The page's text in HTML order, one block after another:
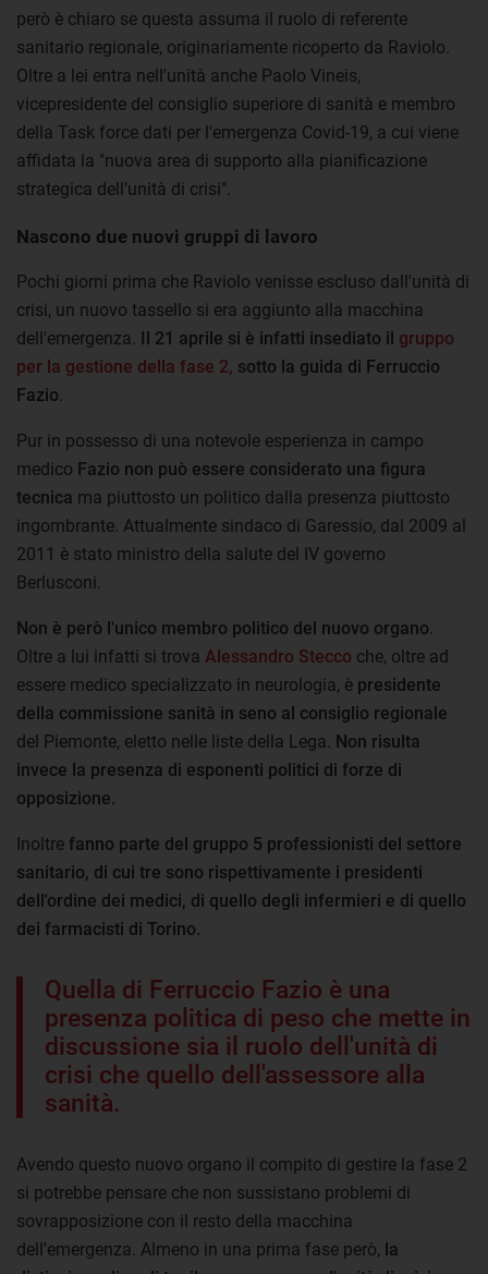
però è chiaro se questa assuma il ruolo di referente
sanitario regionale, originariamente ricoperto da Raviolo.
Oltre a lei entra nell'unità anche Paolo Vineis,
vicepresidente del consiglio superiore di sanità e membro
della Task force dati per l'emergenza Covid-19, a cui viene
affidata la "nuova area di supporto alla pianificazione
strategica dell’unità di crisi".
Nascono due nuovi gruppi di lavoro
Pochi giorni prima che Raviolo venisse escluso dall'unità di
crisi, un nuovo tassello si era aggiunto alla macchina
dell'emergenza. Il 21 aprile si è infatti insediato il gruppo
per la gestione della fase 2, sotto la guida di Ferruccio
Fazio
Pur in possesso di una notevole esperienza in campo
medico Fazio non può essere considerato una figura
tecnica ma piuttosto un politico dalla presenza piuttosto
ingombrante. Attualmente sindaco di Garessio, dal 2009 al
2011 è stato ministro della salute del IV governo
Berlusconi.
Non è però l'unico membro politico del nuovo organo
Oltre a lui infatti si trova Alessandro Stecco che, oltre ad
essere medico specializzato in neurologia, è presidente
della commissione sanità in seno al consiglio regionale
del Piemonte, eletto nelle liste della Lega. Non risulta
invece la presenza di esponenti politici di forze di
opposizione.
Inoltre fanno parte del gruppo 5 professionisti del settore
sanitario, di cui tre sono rispettivamente i presidenti
dell'ordine dei medici, di quello degli infermieri e di quello
dei farmacisti di Torino.
Quella di Ferruccio Fazio è una
presenza politica di peso che mette in
discussione sia il ruolo dell'unità di
crisi che quello dell'assessore alla
sanità.
Avendo questo nuovo organo il compito di gestire la fase 2
si potrebbe pensare che non sussistano problemi di
sovrapposizione con il resto della macchina
dell'emergenza. Almeno in una prima fase però, la